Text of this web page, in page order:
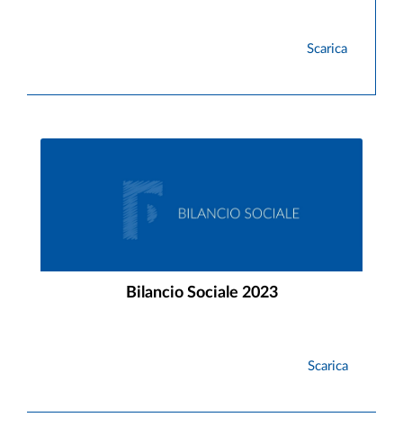
Scarica
Bilancio Sociale 2023
Scarica